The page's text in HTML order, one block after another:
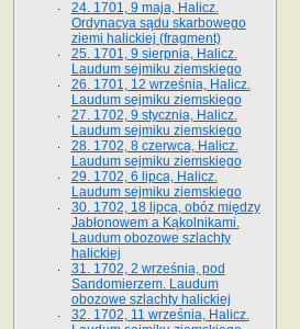
24. 1701, 9 maja, Halicz.
Ordynacya sądu skarbowego
ziemi halickiej (fragment)
25. 1701, 9 sierpnia, Halicz.
Laudum sejmiku ziemskiego
26. 1701, 12 września, Halicz.
Laudum sejmiku ziemskiego
27. 1702, 9 stycznia, Halicz.
Laudum sejmiku ziemskiego
28. 1702, 8 czerwca, Halicz.
Laudum sejmiku ziemskiego
29. 1702, 6 lipca, Halicz.
Laudum sejmiku ziemskiego
30. 1702, 18 lipca, obóz między
Jabłonowem a Kąkolnikami.
Laudum obozowe szlachty
halickiej
31. 1702, 2 września, pod
Sandomierzem. Laudum
obozowe szlachty halickiej
32. 1702, 11 września, Halicz.